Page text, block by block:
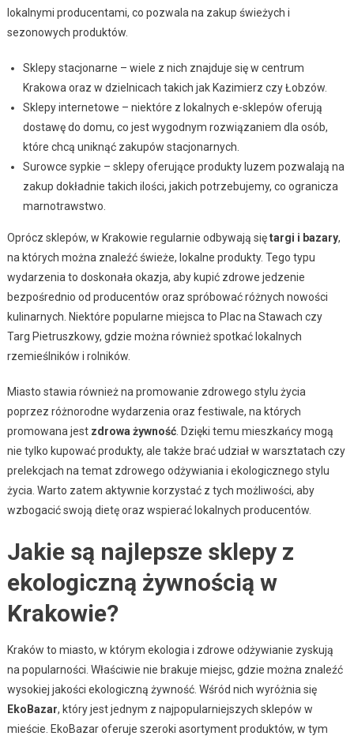
lokalnymi producentami, co pozwala na zakup świeżych i
sezonowych produktów.
Sklepy stacjonarne – wiele z nich znajduje się w centrum
Krakowa oraz w dzielnicach takich jak Kazimierz czy Łobzów.
Sklepy internetowe – niektóre z lokalnych e-sklepów oferują
dostawę do domu, co jest wygodnym rozwiązaniem dla osób,
które chcą uniknąć zakupów stacjonarnych.
Surowce sypkie – sklepy oferujące produkty luzem pozwalają na
zakup dokładnie takich ilości, jakich potrzebujemy, co ogranicza
marnotrawstwo.
Oprócz sklepów, w Krakowie regularnie odbywają siętargi i bazary,
na których można znaleźć świeże, lokalne produkty. Tego typu
wydarzenia to doskonała okazja, aby kupić zdrowe jedzenie
bezpośrednio od producentów oraz spróbować różnych nowości
kulinarnych. Niektóre popularne miejsca to Plac na Stawach czy
Targ Pietruszkowy, gdzie można również spotkać lokalnych
rzemieślników i rolników.
Miasto stawia również na promowanie zdrowego stylu życia
poprzez różnorodne wydarzenia oraz festiwale, na których
promowana jest zdrowa żywność. Dzięki temu mieszkańcy mogą
nie tylko kupować produkty, ale także brać udział w warsztatach czy
prelekcjach na temat zdrowego odżywiania i ekologicznego stylu
życia. Warto zatem aktywnie korzystać z tych możliwości, aby
wzbogacić swoją dietę oraz wspierać lokalnych producentów.
Jakie są najlepsze sklepy z
ekologiczną żywnością w
Krakowie?
Kraków to miasto, w którym ekologia i zdrowe odżywianie zyskują
na popularności. Właściwie nie brakuje miejsc, gdzie można znaleźć
wysokiej jakości ekologiczną żywność. Wśród nich wyróżnia się
EkoBazar, który jest jednym z najpopularniejszych sklepów w
mieście. EkoBazar oferuje szeroki asortyment produktów, w tym